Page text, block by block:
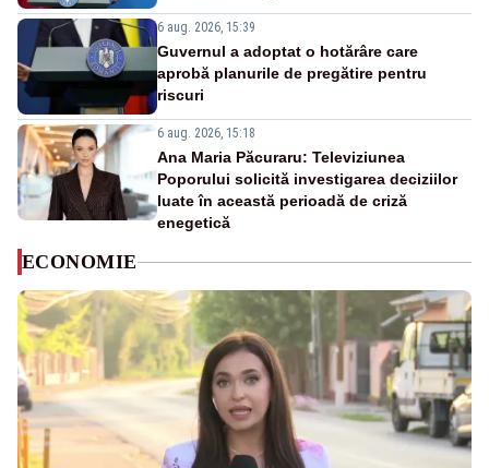
6 aug. 2026, 15:39
Guvernul a adoptat o hotărâre care
aprobă planurile de pregătire pentru
riscuri
6 aug. 2026, 15:18
Ana Maria Păcuraru: Televiziunea
Poporului solicită investigarea deciziilor
luate în această perioadă de criză
enegetică
ECONOMIE